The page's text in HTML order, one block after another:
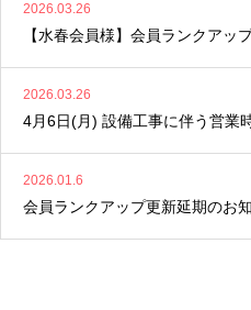
2026.03.26
【水春会員様】会員ランクアッ
2026.03.26
4月6日(月) 設備工事に伴う営業
2026.01.6
会員ランクアップ更新延期のお